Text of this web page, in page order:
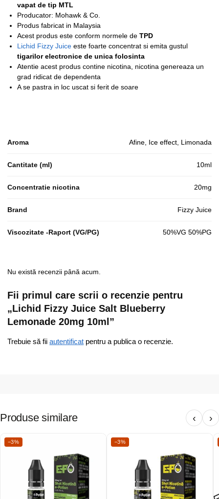
vapat de tip MTL
Producator: Mohawk & Co.
Produs fabricat in Malaysia
Acest produs este conform normele de TPD
Lichid Fizzy Juice este foarte concentrat si emita gustul
tigarilor electronice de unica folosinta
Atentie acest produs contine nicotina, nicotina genereaza un
grad ridicat de dependenta
A se pastra in loc uscat si ferit de soare
Aroma Afine, Ice effect, Limonada
Cantitate (ml) 10ml
Concentratie nicotina 20mg
Brand Fizzy Juice
Viscozitate -Raport (VG/PG) 50%VG 50%PG
Nu există recenzii până acum.
Fii primul care scrii o recenzie pentru
„Lichid Fizzy Juice Salt Blueberry
Lemonade 20mg 10ml”
Trebuie să fii autentificat pentru a publica o recenzie.
Produse similare ‹ ›
−3% −3%